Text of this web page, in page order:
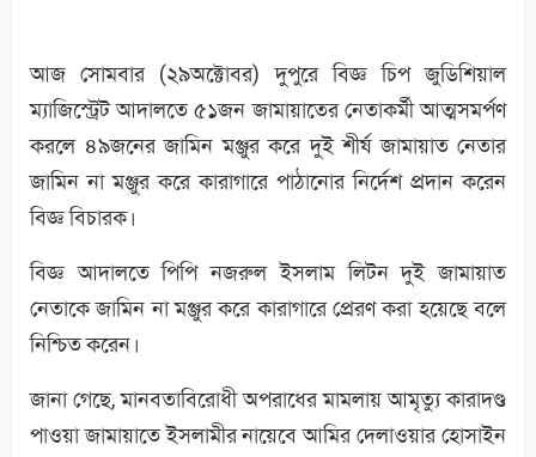
আজ সোমবার (২৯অক্টোবর) দুপুরে বিজ্ঞ চিপ জুডিশিয়াল
ম্যাজিস্ট্রেট আদালতে ৫১জন জামায়াতের নেতাকর্মী আত্মসমর্পণ
করলে ৪৯জনের জামিন মঞ্জুর করে দুই শীর্ষ জামায়াত নেতার
জামিন না মঞ্জুর করে কারাগারে পাঠানোর নির্দেশ প্রদান করেন
বিজ্ঞ বিচারক।
বিজ্ঞ আদালতে পিপি নজরুল ইসলাম লিটন দুই জামায়াত
নেতাকে জামিন না মঞ্জুর করে কারাগারে প্রেরণ করা হয়েছে বলে
নিশ্চিত করেন।
জানা গেছে, মানবতাবিরোধী অপরাধের মামলায় আমৃত্যু কারাদণ্ড
পাওয়া জামায়াতে ইসলামীর নায়েবে আমির দেলাওয়ার হোসাইন